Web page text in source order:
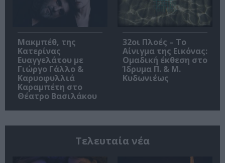
Μακμπέθ, της
Κατερίνας
Ευαγγελάτου με
Γιώργο Γάλλο &
Καρυοφυλλιά
Καραμπέτη στο
Θέατρο Βασιλάκου
32οι Πλοές – Το
Αίνιγμα της Εικόνας:
Ομαδική έκθεση στο
Ίδρυμα Π. & Μ.
Κυδωνιέως
Τελευταία νέα